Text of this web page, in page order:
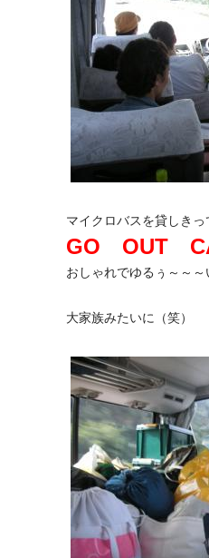
マイクロバスを貸しきっ
GO OUT
おしゃれでゆるぅ～～～
大家族みたいに（笑）